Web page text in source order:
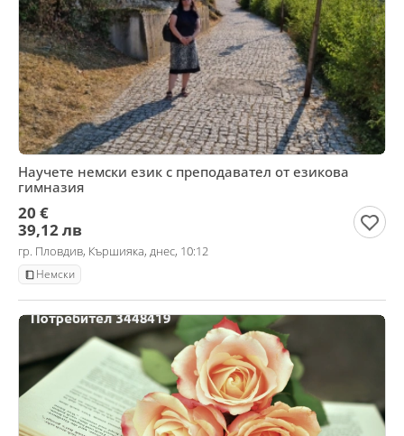
Научете немски език с преподавател от езикова
гимназия
20 €
39,12 лв
гр. Пловдив, Кършияка, днес, 10:12
Немски